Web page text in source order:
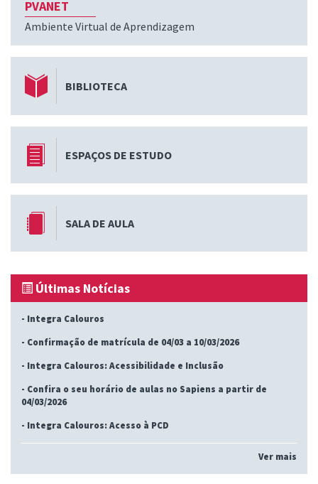
PVANET
Ambiente Virtual de Aprendizagem
BIBLIOTECA
ESPAÇOS DE ESTUDO
SALA DE AULA
Últimas Notícias
- Integra Calouros
- Confirmação de matrícula de 04/03 a 10/03/2026
- Integra Calouros: Acessibilidade e Inclusão
- Confira o seu horário de aulas no Sapiens a partir de
04/03/2026
- Integra Calouros: Acesso à PCD
Ver mais